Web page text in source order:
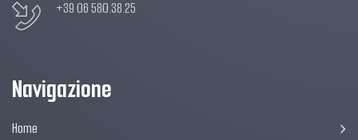
+39 06 580.38.25
Navigazione
Home